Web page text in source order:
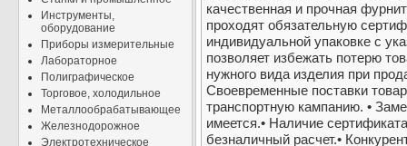
Инструменты,
оборудование
Приборы измерительные
Лабораторное
Полиграфическое
Торговое, холодильное
Металлообрабатывающее
Железнодорожное
Электротехническое
качественная и прочная
проходят обязательную
индивидуальной упаковке с
позволяет избежать потерю
нужного вида изделия при
Своевременные поставки
транспортную кампанию. •
имеется.• Наличие
безналичный расчет.•